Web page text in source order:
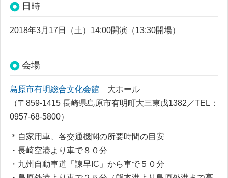
日時
2018年3月17日（土）14:00開演（13:30開場）
会場
島原市有明総合文化会館大ホール
（〒859-1415 長崎県島原市有明町大三東戊1382 ／TEL：
0957-68-5800）
＊自家用車、各交通機関の所要時間の目安
・長崎空港より車で８０分
・九州自動車道「諫早IC」から車で５０分